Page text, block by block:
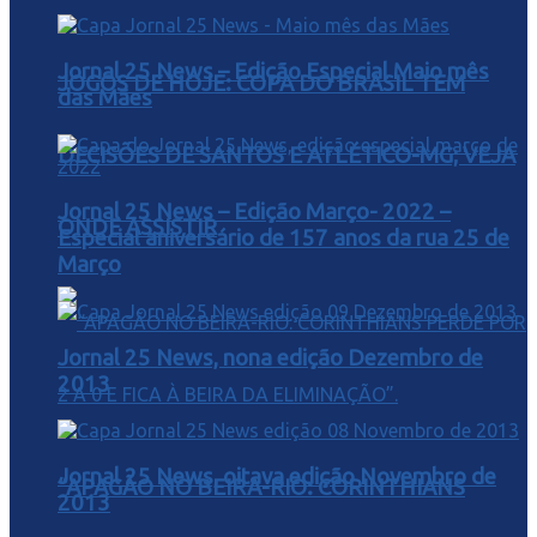
JOGOS DE HOJE: COPA DO BRASIL TEM
DECISÕES DE SANTOS E ATLÉTICO-MG; VEJA
ONDE ASSISTIR
“APAGÃO NO BEIRA-RIO: CORINTHIANS
Jornal 25 News – Edição Especial Maio mês
das Mães
Jornal 25 News – Edição Março- 2022 –
Especial aniversário de 157 anos da rua 25 de
Março
Jornal 25 News, nona edição Dezembro de
2013
Jornal 25 News, oitava edição Novembro de
2013